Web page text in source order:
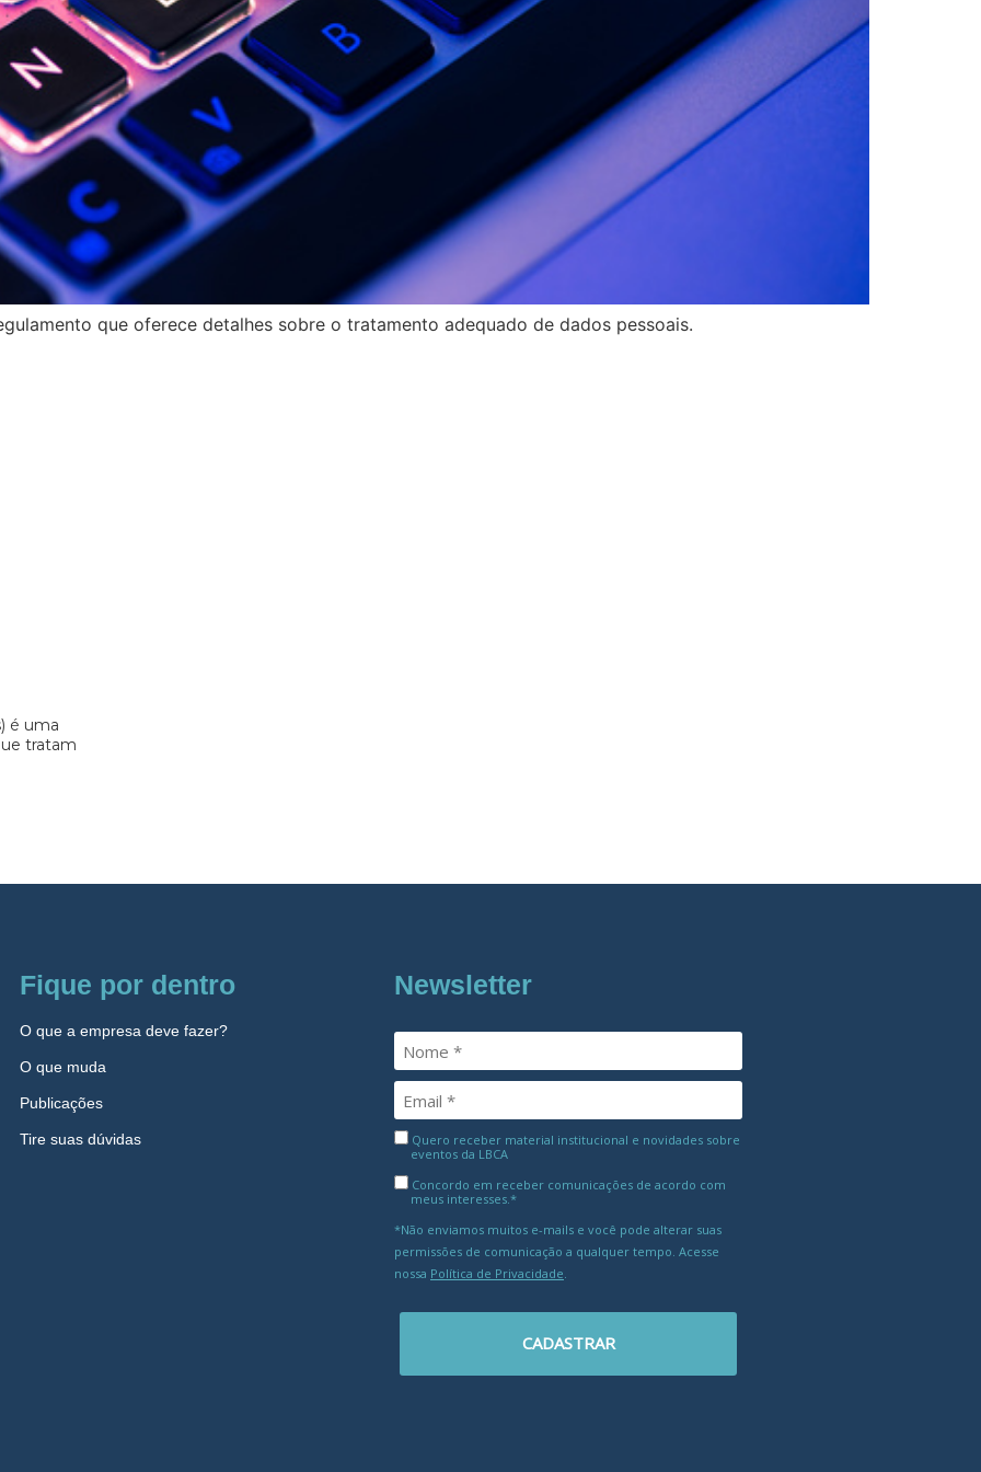
que oferece detalhes sobre o tratamento adequado de dados pessoais.
é uma
tratam
Fique por dentro
O que a empresa deve fazer?
O que muda
Publicações
Tire suas dúvidas
Newsletter
Quero receber material institucional e novidades sobre
eventos da LBCA
Concordo em receber comunicações de acordo com
meus interesses.*
*Não enviamos muitos e-mails e você pode alterar suas
permissões de comunicação a qualquer tempo. Acesse
nossa Política de Privacidade
CADASTRAR